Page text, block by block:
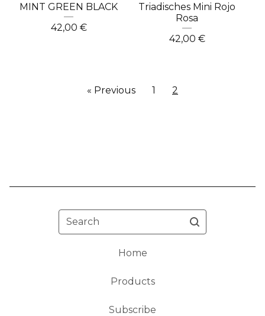
MINT GREEN BLACK
42,00 €
Triadisches Mini Rojo
Rosa
42,00 €
« Previous 1 2
Search
Home
Products
Subscribe